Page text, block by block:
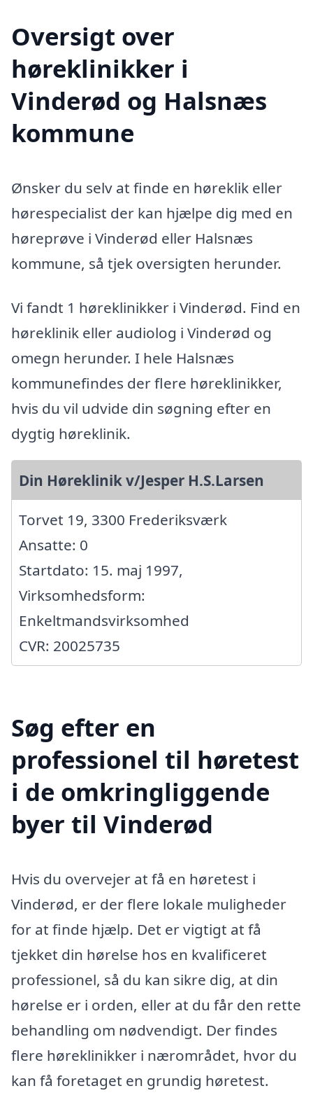
Oversigt over
høreklinikker i
Vinderød og Halsnæs
kommune
Ønsker du selv at finde en høreklik eller
hørespecialist der kan hjælpe dig med en
høreprøve i Vinderød eller Halsnæs
kommune, så tjek oversigten herunder.
Vi fandt 1 høreklinikker i Vinderød. Find en
høreklinik eller audiolog i Vinderød og
omegn herunder. I hele Halsnæs
kommunefindes der flere høreklinikker,
hvis du vil udvide din søgning efter en
dygtig høreklinik.
Din Høreklinik v/Jesper H.S.Larsen
Torvet 19, 3300 Frederiksværk
Ansatte: 0
Startdato: 15. maj 1997,
Virksomhedsform:
Enkeltmandsvirksomhed
CVR: 20025735
Søg efter en
professionel til høretest
i de omkringliggende
byer til Vinderød
Hvis du overvejer at få en høretest i
Vinderød, er der flere lokale muligheder
for at finde hjælp. Det er vigtigt at få
tjekket din hørelse hos en kvalificeret
professionel, så du kan sikre dig, at din
hørelse er i orden, eller at du får den rette
behandling om nødvendigt. Der findes
flere høreklinikker i nærområdet, hvor du
kan få foretaget en grundig høretest.